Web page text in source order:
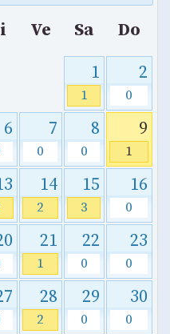
Ve Sa
Do
1
1
2
0
6 7
0
8
0
9
1
14
2
15
3
16
0
21
1
22
0
23
0
28
2
29
0
30
0